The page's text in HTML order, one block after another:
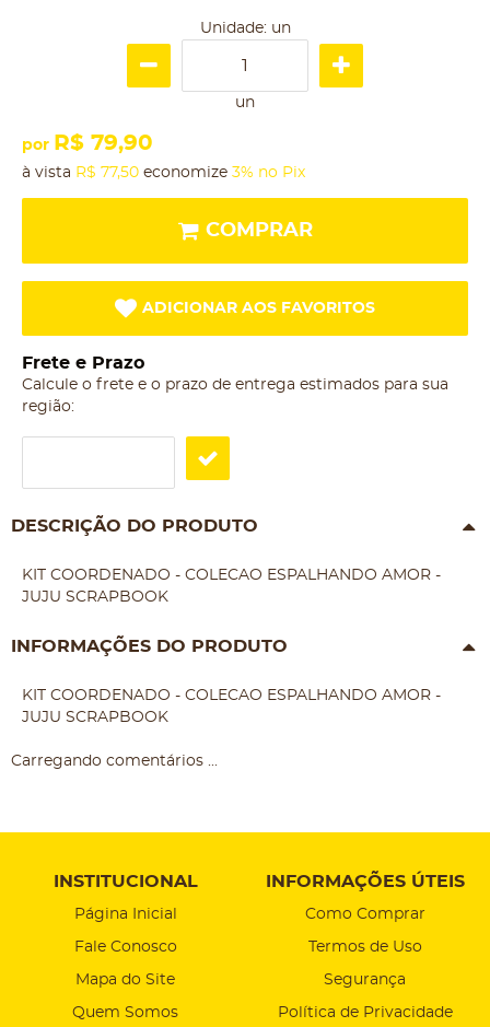
Unidade: un
un
por R$ 79,90
à vista R$ 77,50 economize 3% no Pix
COMPRAR
ADICIONAR AOS FAVORITOS
Frete e Prazo
Calcule o frete e o prazo de entrega estimados para sua
região:
DESCRIÇÃO DO PRODUTO
KIT COORDENADO - COLECAO ESPALHANDO AMOR -
JUJU SCRAPBOOK
INFORMAÇÕES DO PRODUTO
KIT COORDENADO - COLECAO ESPALHANDO AMOR -
JUJU SCRAPBOOK
Carregando comentários ...
INSTITUCIONAL
Página Inicial
Fale Conosco
Mapa do Site
Quem Somos
INFORMAÇÕES ÚTEIS
Como Comprar
Termos de Uso
Segurança
Política de Privacidade